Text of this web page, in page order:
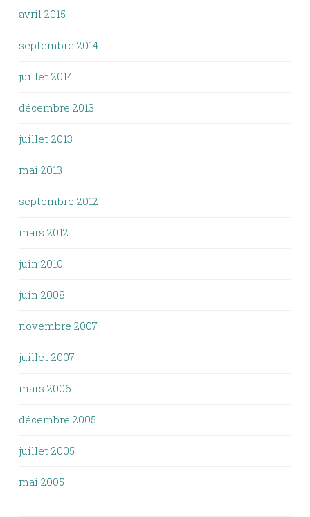
avril 2015
septembre 2014
juillet 2014
décembre 2013
juillet 2013
mai 2013
septembre 2012
mars 2012
juin 2010
juin 2008
novembre 2007
juillet 2007
mars 2006
décembre 2005
juillet 2005
mai 2005